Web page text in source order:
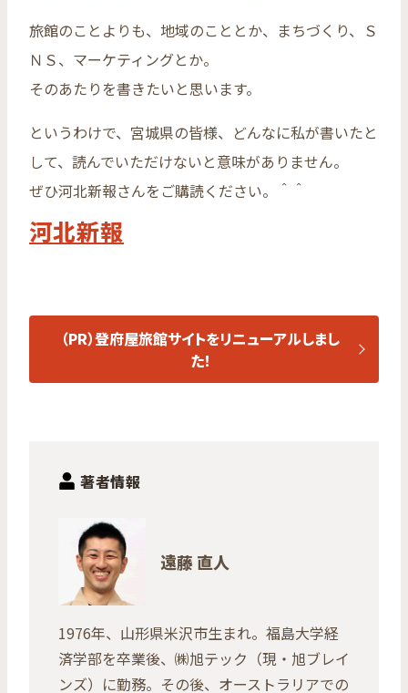
旅館のことよりも、地域のこととか、まちづくり、Ｓ
ＮＳ、マーケティングとか。
そのあたりを書きたいと思います。
というわけで、宮城県の皆様、どんなに私が書いたと
して、読んでいただけないと意味がありません。
ぜひ河北新報さんをご購読ください。＾＾
河北新報
（PR）登府屋旅館サイトをリニューアルしまし
た！
著者情報
遠藤 直人
1976年、山形県米沢市生まれ。福島大学経
済学部を卒業後、㈱旭テック（現・旭ブレイ
ンズ）に勤務。その後、オーストラリアでの